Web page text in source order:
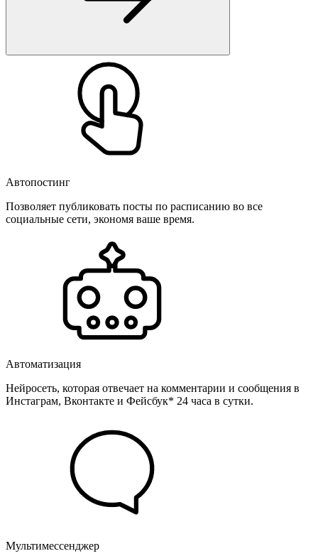
Автопостинг
Позволяет публиковать посты по расписанию во все
социальные сети, экономя ваше время.
Автоматизация
Нейросеть, которая отвечает на комментарии и сообщения в
Инстаграм, Вконтакте и Фейсбук* 24 часа в сутки.
Мультимессенджер